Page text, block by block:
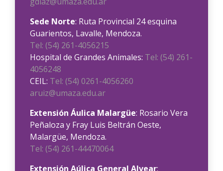
Sede Norte: Ruta Provincial 24 esquina
Guarientos, Lavalle, Mendoza.
Tel: (54) 261-4056215
Hospital de Grandes Animales: Tel: (54) 261-
4056248
CEIL: Tel: (54) 0261-4056260
aruiz@umaza.edu.ar
Extensión Áulica Malargüe: Rosario Vera
Peñaloza y Fray Luis Beltrán Oeste,
Malargüe, Mendoza.
Tel: (54) 261-44470064
Extensión Aúlica General Alvear: